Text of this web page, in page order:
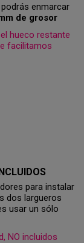
enmarcar
de grosor
hueco restante
facilitamos
para instalar
dos largueros
usar un sólo
NO incluidos